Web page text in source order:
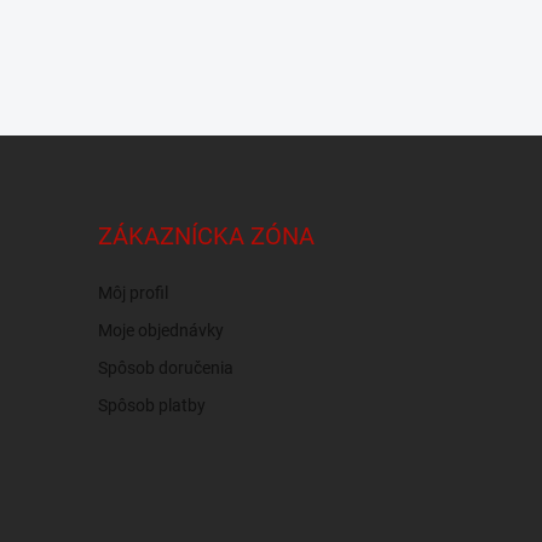
ZÁKAZNÍCKA ZÓNA
Môj profil
Moje objednávky
Spôsob doručenia
Spôsob platby